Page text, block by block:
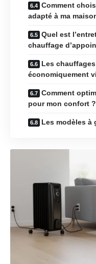
Comment
adapté à ma
Quel est
chauffage
Les
économiquement
Comment
pour mon confort ?
Les modèles à